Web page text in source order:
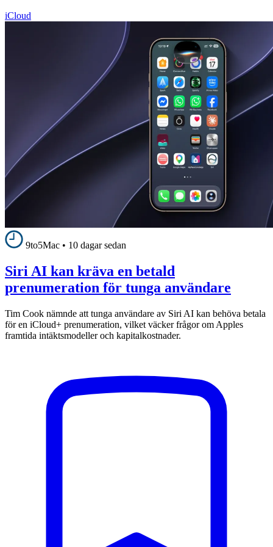
iCloud
9to5Mac • 10 dagar sedan
Siri AI kan kräva en betald
prenumeration för tunga användare
Tim Cook nämnde att tunga användare av Siri AI kan behöva betala
för en iCloud+ prenumeration, vilket väcker frågor om Apples
framtida intäktsmodeller och kapitalkostnader.